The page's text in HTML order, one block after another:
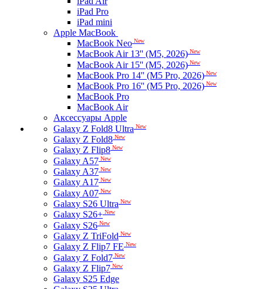
iPad Pro
iPad mini
Apple MacBook
MacBook Neo New
MacBook Air 13'' (M5, 2026) New
MacBook Air 15'' (M5, 2026) New
MacBook Pro 14'' (M5 Pro, 2026) New
MacBook Pro 16'' (M5 Pro, 2026) New
MacBook Pro
MacBook Air
Аксессуары Apple
Galaxy Z Fold8 Ultra New
Galaxy Z Fold8 New
Galaxy Z Flip8 New
Galaxy A57 New
Galaxy A37 New
Galaxy A17 New
Galaxy A07 New
Galaxy S26 Ultra New
Galaxy S26+ New
Galaxy S26 New
Galaxy Z TriFold New
Galaxy Z Flip7 FE New
Galaxy Z Fold7 New
Galaxy Z Flip7 New
Galaxy S25 Edge